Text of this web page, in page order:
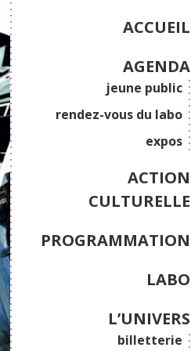
ACCUEIL
AGENDA
jeune public
rendez-vous du labo
expos
ACTION
CULTURELLE
PROGRAMMATION
LABO
L’UNIVERS
billetterie